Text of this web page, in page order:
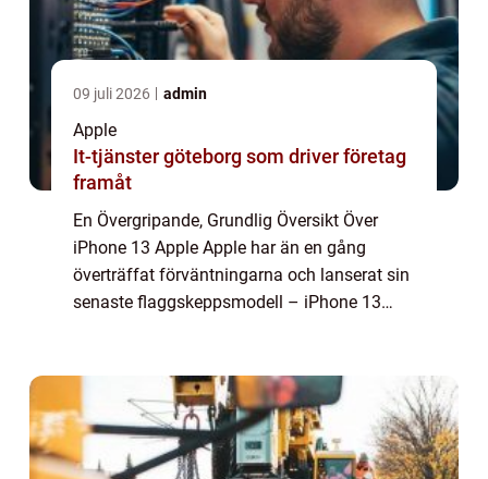
09 juli 2026 admin
Apple
It-tjänster göteborg som driver företag
framåt
En Övergripande, Grundlig Översikt Över
iPhone 13 Apple Apple har än en gång
överträffat förväntningarna och lanserat sin
senaste flaggskeppsmodell – iPhone 13